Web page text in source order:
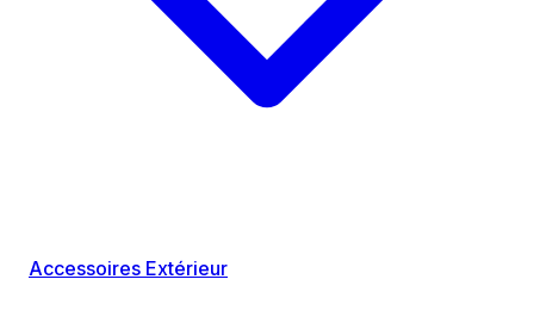
Accessoires Extérieur